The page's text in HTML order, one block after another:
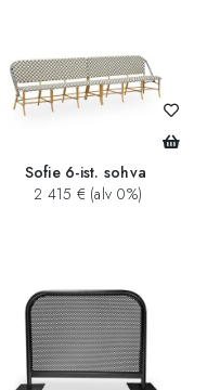
Sofie 6-ist. sohva
2 415 € (alv 0%)